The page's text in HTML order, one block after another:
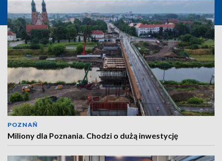
POZNAŃ
Miliony dla Poznania. Chodzi o dużą inwestycję